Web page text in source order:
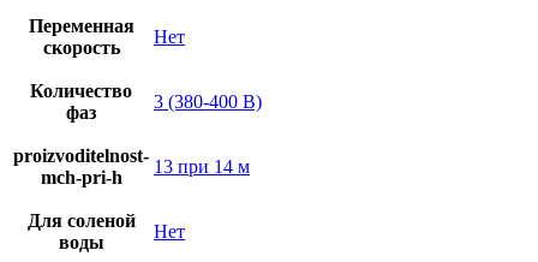
Переменная
скорость
Нет
Количество
фаз
3 (380-400 В)
proizvoditelnost-
mch-pri-h
13 при 14 м
Для соленой
воды
Нет